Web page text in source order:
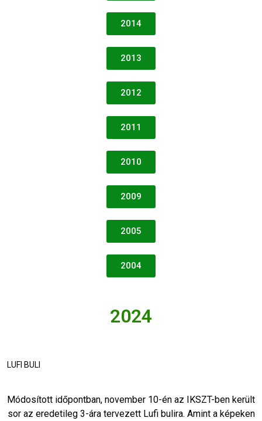
2014
2013
2012
2011
2010
2009
2005
2004
2024
LUFI BULI
Módosított időpontban, november 10-én az IKSZT-ben került
sor az eredetileg 3-ára tervezett Lufi bulira. Amint a képeken